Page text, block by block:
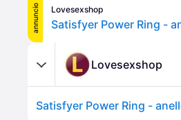
annuncio Lovesexshop
Lovesexshop